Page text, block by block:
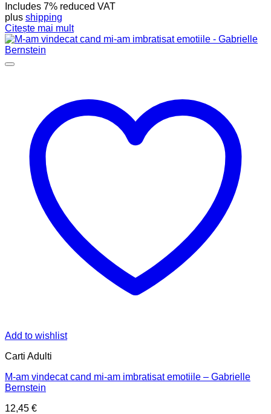
Includes 7% reduced VAT
plus shipping
Citește mai mult
Add to wishlist
Carti Adulti
M-am vindecat cand mi-am imbratisat emotiile – Gabrielle
Bernstein
12,45 €